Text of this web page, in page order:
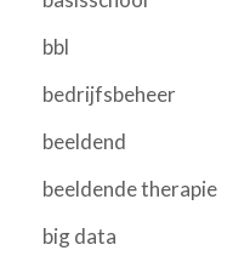
bbl
bedrijfsbeheer
beeldend
beeldende therapie
big data